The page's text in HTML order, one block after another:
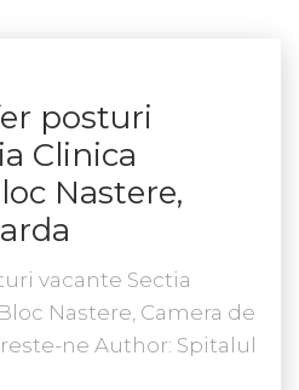
posturi
Clinica
Nastere,
vacante Sectia
Nastere, Camera de
ne Author: Spitalul